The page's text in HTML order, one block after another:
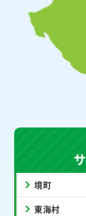
境町
東海村